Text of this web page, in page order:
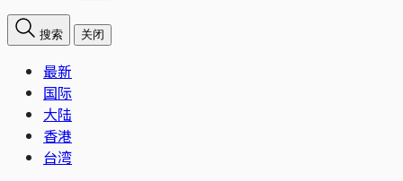
搜索 关闭
最新
国际
大陆
香港
台湾